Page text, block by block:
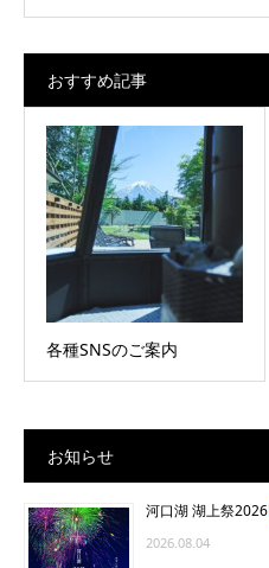
おすすめ記事
各種SNSのご案内
お知らせ
河口湖 湖上祭2026
2026.08.04